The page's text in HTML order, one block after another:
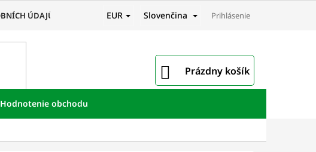
ÚDAJŮ EUR Slovenčina Prihlásenie
NÁKUPNÝ
KOŠÍK
Prázdny košík
Hodnotenie obchodu